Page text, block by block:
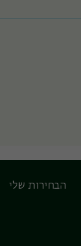
הבחירות שלי